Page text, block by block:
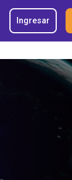
Ingresar